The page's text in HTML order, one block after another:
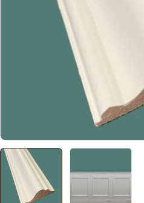
Apri supporto 0 in modalità modale